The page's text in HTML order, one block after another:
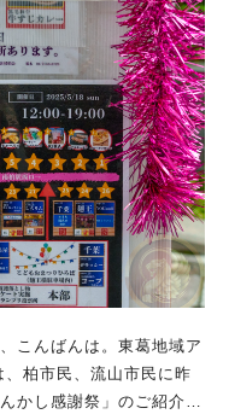
こんばんは。東葛地域ア
柏市民、流山市民に昨
かし感謝祭」のご紹介で